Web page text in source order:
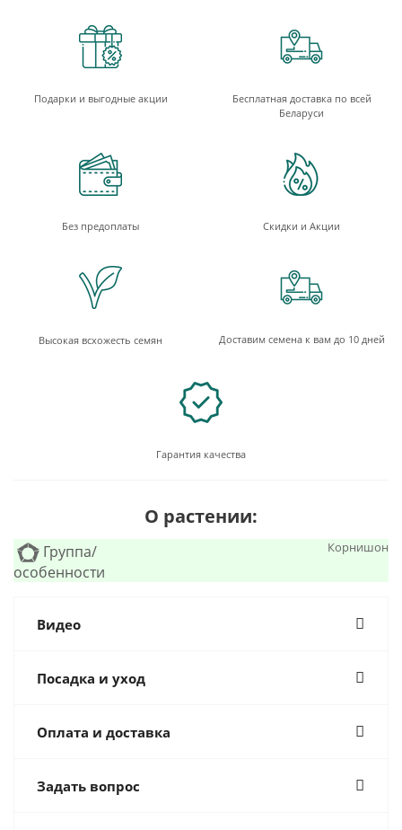
Подарки и выгодные акции
Бесплатная доставка по всей
Беларуси
Без предоплаты Скидки и Акции
Высокая всхожесть семян Доставим семена к вам до 10 дней
Гарантия качества
О растении:
Группа/
особенности
Корнишон
Видео
Посадка и уход
Оплата и доставка
Задать вопрос